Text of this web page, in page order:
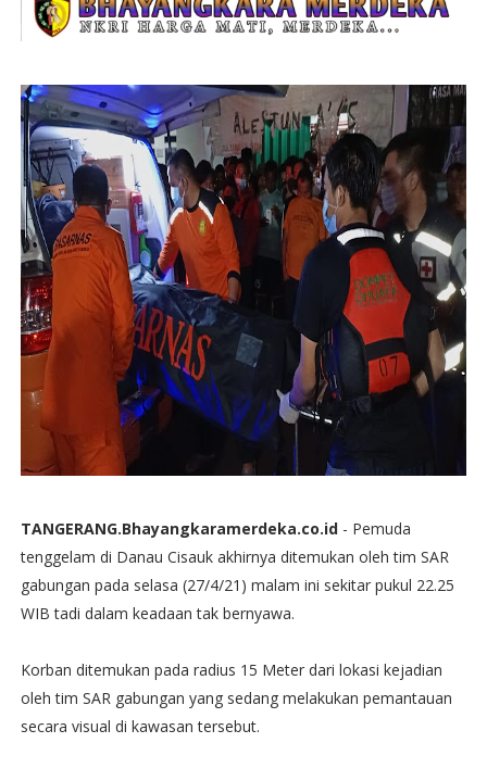
TANGERANG.Bhayangkaramerdeka.co.id- Pemuda
tenggelam di Danau Cisauk akhirnya ditemukan oleh tim SAR
gabungan pada selasa (27/4/21) malam ini sekitar pukul 22.25
WIB tadi dalam keadaan tak bernyawa.
Korban ditemukan pada radius 15 Meter dari lokasi kejadian
oleh tim SAR gabungan yang sedang melakukan pemantauan
secara visual di kawasan tersebut.